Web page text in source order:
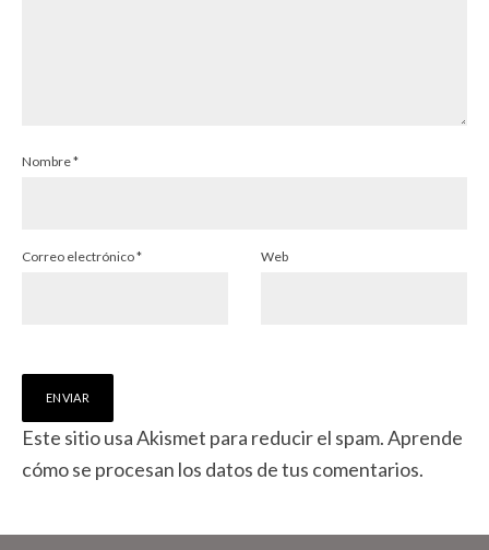
Nombre*
Correo electrónico* Web
Este sitio usa Akismet para reducir el spam.Aprende
cómo se procesan los datos de tus comentarios.